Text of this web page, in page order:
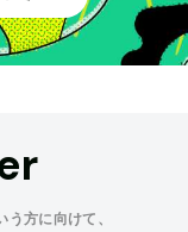
う方に向けて、